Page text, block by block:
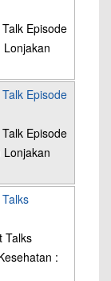
Episode
Episode
Episode
Talks
: